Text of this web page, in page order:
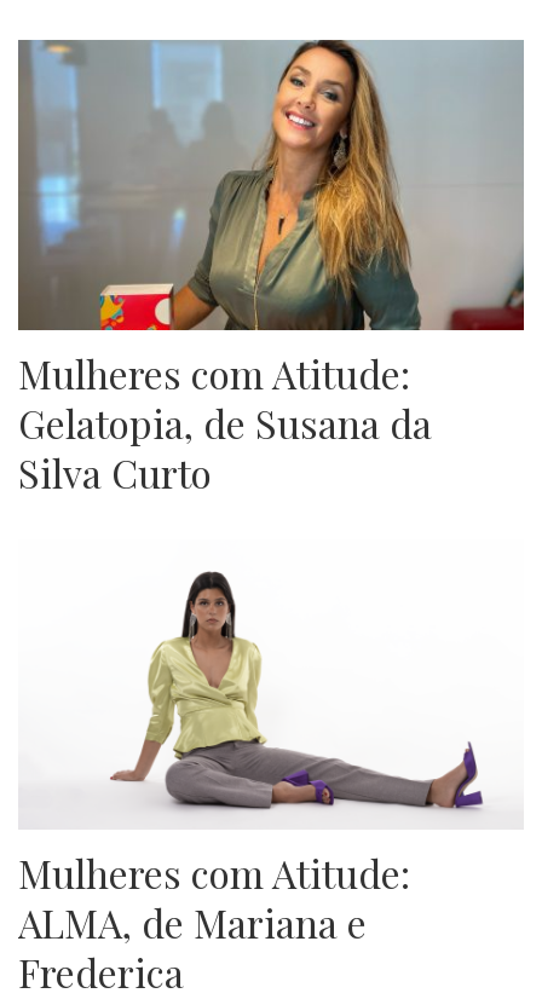
Mulheres com Atitude:
Gelatopia, de Susana da
Silva Curto
Mulheres com Atitude:
ALMA, de Mariana e
Frederica